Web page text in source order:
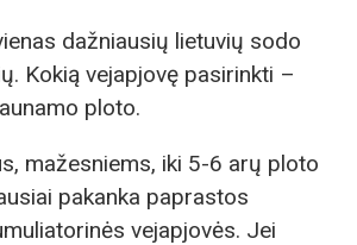
dažniausių lietuvių sodo
Kokią vejapjovę pasirinkti –
ploto.
mažesniems, iki 5-6 arų ploto
pakanka paprastos
vejapjovės. Jei